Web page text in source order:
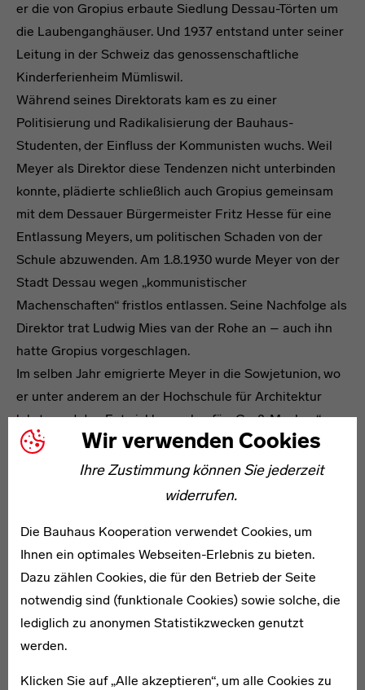
Wir verwenden Cookies
Ihre Zustimmung können Sie jederzeit
widerrufen.
Die Bauhaus Kooperation verwendet Cookies, um
Ihnen ein optimales Webseiten-Erlebnis zu bieten.
Dazu zählen Cookies, die für den Betrieb der Seite
notwendig sind (funktionale Cookies) sowie solche, die
lediglich zu anonymen Statistikzwecken genutzt
werden.
Klicken Sie auf „Alle akzeptieren“, um alle Cookies zu
er die von Gropius erbaute Siedlung Dessau-Törten um
die Laubenganghäuser. Und 1937 entstand unter seiner
Leitung in der Schweiz das genossenschaftliche
Kinderferienheim Mümliswil.
Während seines Direktorats kam es zu einer
Politisierung und Radikalisierung der Bauhaus-
Studenten, der Einfluss der Kommunisten wuchs. Weil
Meyer als Direktor diese Tendenzen nicht unterbinden
konnte, plädierte schließlich auch Gropius gemeinsam
mit dem Dessauer Bürgermeister Fritz Hesse für eine
Entlassung Meyers, um politischen Schaden von der
Schule abzuwenden. Am 1.8.1930 wurde Meyer von der
Stadt Dessau wegen „kommunistischer
Machenschaften“ fristlos entlassen. Seine Nachfolge als
Direktor trat Ludwig Mies van der Rohe an – auch ihn
hatte Gropius vorgeschlagen.
Im selben Jahr emigrierte Meyer in die Sowjetunion, wo
er unter anderem an der Hochschule für Architektur
lehrte und den Entwicklungsplan für „Groß-Moskau“
entwarf. Im Zuge der stalinistischen Säuberungen, der
auch Meyers damalige Lebensgefährtin zum Opfer fiel,
kehrte er 1936 in die Schweiz zurück. Von 1938 bis 1949
Mexiko. Die mexikanische Regierung hatte Meyer 1939
zum Direktor des neu gegründeten Instituts für
Stadtbau und Planung des Nationalen Polytechnischen
Instituts ernannt. 1949 kehrte er nach politischen
Differenzen endgültig in die Schweiz zurück.
Hannes Meyer, auch der „unbekannte Bauhausdirektor“